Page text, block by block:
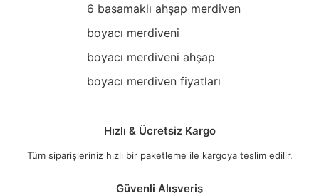
6 basamaklı ahşap merdiven
boyacı merdiveni
boyacı merdiveni ahşap
boyacı merdiven fiyatları
Hızlı & Ücretsiz Kargo
Tüm siparişleriniz hızlı bir paketleme ile kargoya teslim edilir.
Güvenli Alışveriş